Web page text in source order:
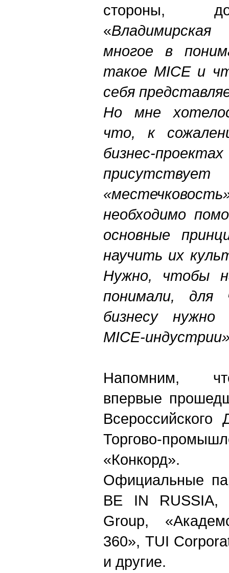
стороны,
«Владимирская
многое в
такое MICE и
себя
Но мне
что, к
бизнес-
необходимо
основные
научить их
Нужно, чтобы
понимали, для
бизнесу нужно
MICE-
Напомним,
впервые
Торгово-
«Конкорд».
Официальные
BE IN RUSSIA,
Group,
360», TUI
и другие.